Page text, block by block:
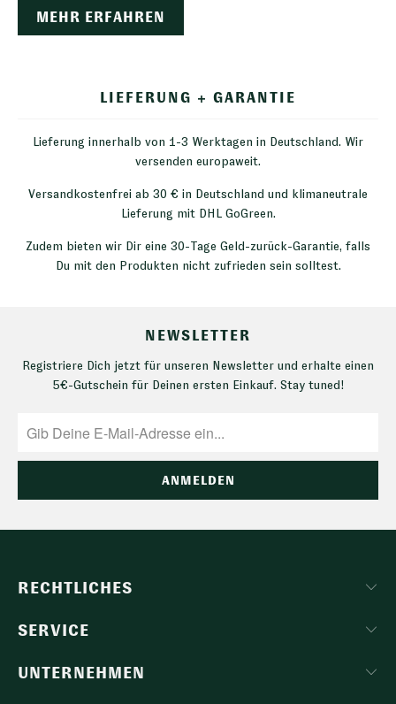
MEHR ERFAHREN
LIEFERUNG + GARANTIE
Lieferung innerhalb von 1-3 Werktagen in Deutschland. Wir
versenden europaweit.
Versandkostenfrei ab 30 € in Deutschland und klimaneutrale
Lieferung mit DHL GoGreen.
Zudem bieten wir Dir eine 30-Tage Geld-zurück-Garantie, falls
Du mit den Produkten nicht zufrieden sein solltest.
NEWSLETTER
Registriere Dich jetzt für unseren Newsletter und erhalte einen
5€-Gutschein für Deinen ersten Einkauf. Stay tuned!
RECHTLICHES
SERVICE
UNTERNEHMEN